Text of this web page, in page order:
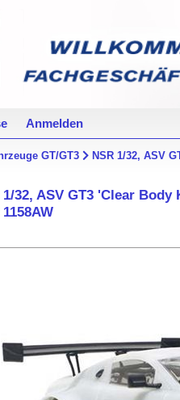
Anmelden
GT/GT3 NSR 1/32, ASV
1/32, ASV GT3 'Clear Body